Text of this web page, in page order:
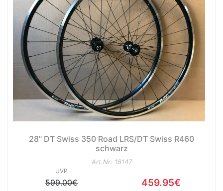
28" DT Swiss 350 Road LRS/DT Swiss R460
schwarz
Art.Nr: 18147
UVP
599.00€ 459.95€